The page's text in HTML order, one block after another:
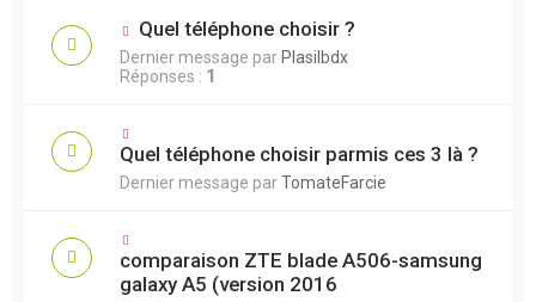
Quel téléphone choisir ?
Dernier message par Plasilbdx
Réponses : 1
Quel téléphone choisir parmis ces 3 là ?
Dernier message parTomateFarcie
comparaison ZTE blade A506-samsung
galaxy A5 (version 2016